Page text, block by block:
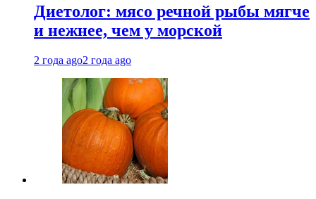
Диетолог: мясо речной рыбы мягче
и нежнее, чем у морской
2 года ago2 года ago